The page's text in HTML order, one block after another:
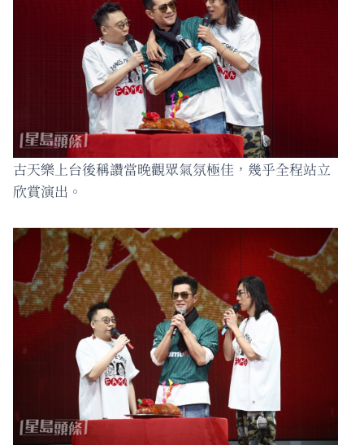
古天樂上台後稱讚當晚觀眾氣氛極佳，幾乎全程站立
欣賞演出。